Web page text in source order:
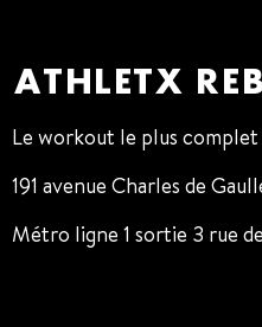
ATHLETX
Le workout le plus
191 avenue Charles de
Métro ligne 1 sortie 3 rue